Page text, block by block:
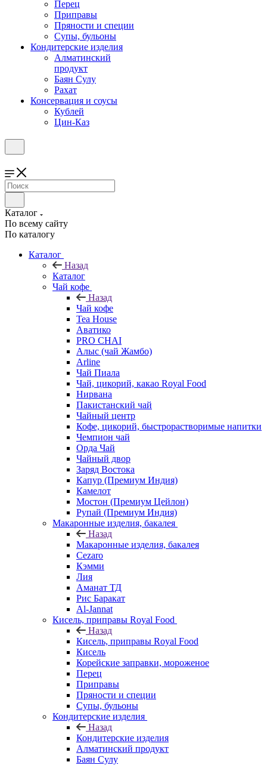
Перец
Приправы
Пряности и специи
Супы, бульоны
Кондитерские изделия
Алматинский
продукт
Баян Сулу
Рахат
Консервация и соусы
Кублей
Цин-Каз
Каталог
По всему сайту
По каталогу
Каталог
Назад
Каталог
Чай кофе
Назад
Чай кофе
Tea House
Аватико
PRO CHAI
Алыс (чай Жамбо)
Arline
Чай Пиала
Чай, цикорий, какао Royal Food
Нирвана
Пакистанский чай
Чайный центр
Кофе, цикорий, быстрорастворимые напитки
Чемпион чай
Орда Чай
Чайный двор
Заряд Востока
Капур (Премиум Индия)
Камелот
Мостон (Премиум Цейлон)
Рупай (Премиум Индия)
Макаронные изделия, бакалея
Назад
Макаронные изделия, бакалея
Cezaro
Кэмми
Лия
Аманат ТД
Рис Баракат
Al-Jannat
Кисель, приправы Royal Food
Назад
Кисель, приправы Royal Food
Кисель
Корейские заправки, мороженое
Перец
Приправы
Пряности и специи
Супы, бульоны
Кондитерские изделия
Назад
Кондитерские изделия
Алматинский продукт
Баян Сулу